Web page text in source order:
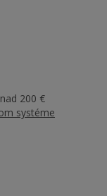
200 €
systéme